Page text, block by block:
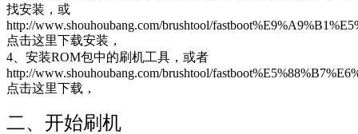
找安装，或
http://www.shouhoubang.com/brushtool/
点击这里下载安装，
4、安装ROM包中的刷机工具，或者
http://www.shouhoubang.com/brushtool/
点击这里下载，
二、开始刷机